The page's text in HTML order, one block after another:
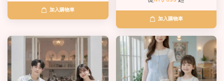
加入購物車
加入購物車